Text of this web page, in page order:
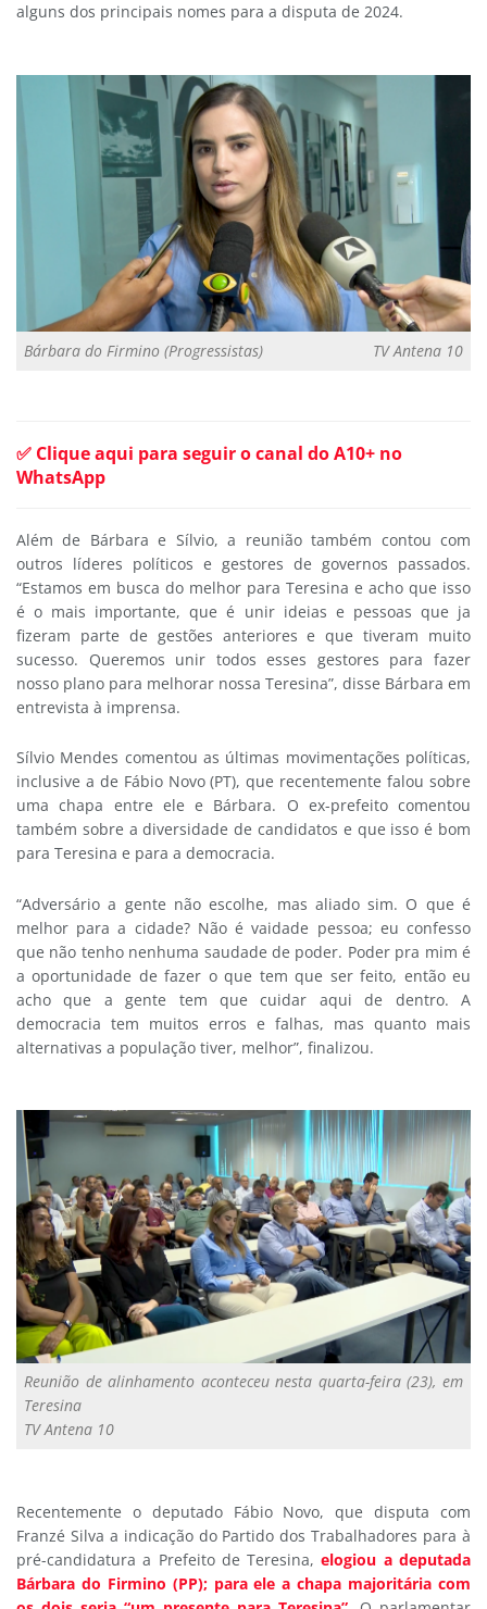
alguns dos principais nomes para a disputa de 2024.
Bárbara do Firmino (Progressistas) TV Antena 10
✅ Clique aqui para seguir o canal do A10+ no
WhatsApp
Além de Bárbara e Sílvio, a reunião também contou com
outros líderes políticos e gestores de governos passados.
“Estamos em busca do melhor para Teresina e acho que isso
é o mais importante, que é unir ideias e pessoas que ja
fizeram parte de gestões anteriores e que tiveram muito
sucesso. Queremos unir todos esses gestores para fazer
nosso plano para melhorar nossa Teresina”, disse Bárbara em
entrevista à imprensa.
Sílvio Mendes comentou as últimas movimentações políticas,
inclusive a de Fábio Novo (PT), que recentemente falou sobre
uma chapa entre ele e Bárbara. O ex-prefeito comentou
também sobre a diversidade de candidatos e que isso é bom
para Teresina e para a democracia.
“Adversário a gente não escolhe, mas aliado sim. O que é
melhor para a cidade? Não é vaidade pessoa; eu confesso
que não tenho nenhuma saudade de poder. Poder pra mim é
a oportunidade de fazer o que tem que ser feito, então eu
acho que a gente tem que cuidar aqui de dentro. A
democracia tem muitos erros e falhas, mas quanto mais
alternativas a população tiver, melhor”, finalizou.
Reunião de alinhamento aconteceu nesta quarta-feira (23), em
Teresina
TV Antena 10
Recentemente o deputado Fábio Novo, que disputa com
Franzé Silva a indicação do Partido dos Trabalhadores para à
pré-candidatura a Prefeito de Teresina,elogiou a deputada
Bárbara do Firmino (PP); para ele a chapa majoritária com